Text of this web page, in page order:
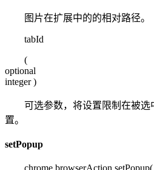
图片在扩展中的的相对路径。
tabId
(
optional
integer)
可选参数，将设置限制在被
置。
setPopup